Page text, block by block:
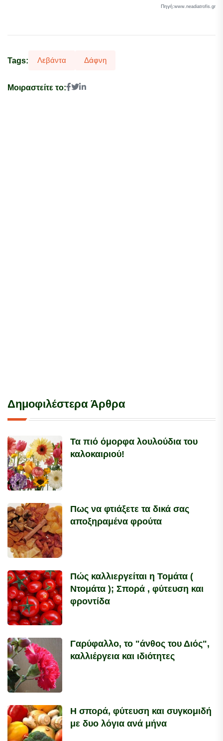
Πηγή:www.neadiatrofis.gr
Tags: Λεβάντα Δάφνη
Μοιραστείτε το:
Δημοφιλέστερα Άρθρα
Τα πιό όμορφα λουλούδια του
καλοκαιριού!
Πως να φτιάξετε τα δικά σας
αποξηραμένα φρούτα
Πώς καλλιεργείται η Τομάτα (
Ντομάτα ); Σπορά , φύτευση και
φροντίδα
Γαρύφαλλο, το "άνθος του Διός",
καλλιέργεια και ιδιότητες
Η σπορά, φύτευση και συγκομιδή
με δυο λόγια ανά μήνα